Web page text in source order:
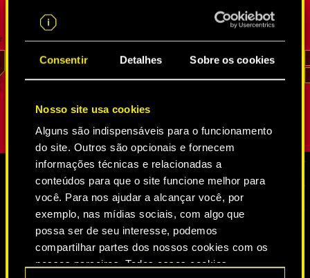
Consentir Detalhes Sobre os cookies
Nosso site usa cookies
Alguns são indispensáveis para o funcionamento
do site. Outros são opcionais e fornecem
informações técnicas e relacionadas a
conteúdos para que o site funcione melhor para
você. Para nos ajudar a alcançar você, por
exemplo, nas mídias sociais, com algo que
possa ser de seu interesse, podemos
compartilhar partes dos nossos cookies com os
nossos parceiros. Todos esses cookies
de que
não é
incontáveis teias de espiões e
trilha-redes, como extrair informações e
até como invadir os lugares mais bem
guardados. Sua lealdade e senso de dever
REED
ela
queseu
mas,
seu papel,
MÍDIA
CYBERPUNK 2077